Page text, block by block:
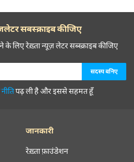
सबस्क्राइब कीजिए
के लिए रेख़्ता न्यूज़ लेटर सब्स्क्राइब कीजिए
पढ़ ली है और इससे सहमत हूँ
जानकारी
रेख़्ता फ़ाउंडेशन